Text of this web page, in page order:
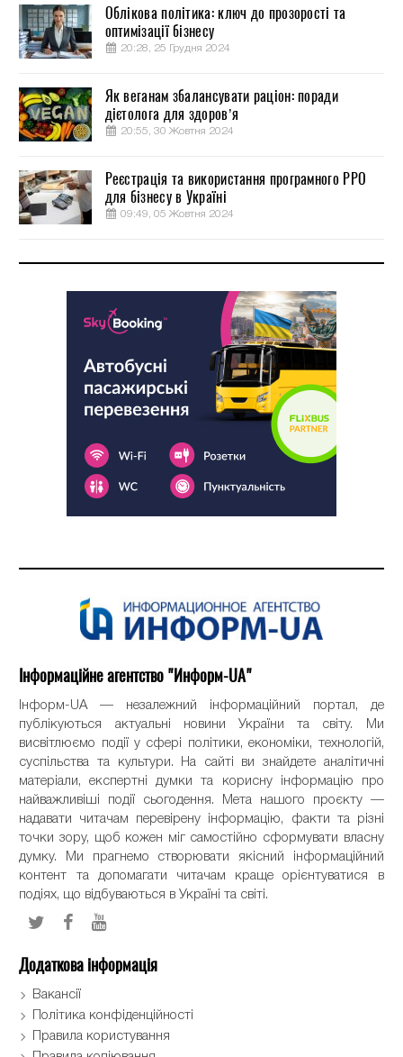
Облікова політика: ключ до прозорості та
оптимізації бізнесу
20:28, 25 Грудня 2024
Як веганам збалансувати раціон: поради
дієтолога для здоров’я
20:55, 30 Жовтня 2024
Реєстрація та використання програмного РРО
для бізнесу в Україні
09:49, 05 Жовтня 2024
Інформаційне агентство "Информ-UA"
Інформ-UA — незалежний інформаційний портал, де
публікуються актуальні новини України та світу. Ми
висвітлюємо події у сфері політики, економіки, технологій,
суспільства та культури. На сайті ви знайдете аналітичні
матеріали, експертні думки та корисну інформацію про
найважливіші події сьогодення. Мета нашого проєкту —
надавати читачам перевірену інформацію, факти та різні
точки зору, щоб кожен міг самостійно сформувати власну
думку. Ми прагнемо створювати якісний інформаційний
контент та допомагати читачам краще орієнтуватися в
подіях, що відбуваються в Україні та світі.
Додаткова інформація
Вакансії
Політика конфіденційності
Правила користування